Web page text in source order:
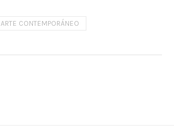
ARTE CONTEMPORÁNEO